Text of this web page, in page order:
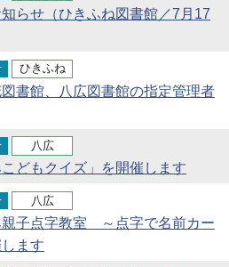
らせ（ひきふね図書館／7月17
ひきふね
書館、八広図書館の指定管理者
八広
どもクイズ」を開催します
八広
親子点字教室 ～点字で名前カー
ます